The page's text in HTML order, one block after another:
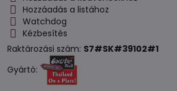
Hozzáadás a listához
Watchdog
Kézbesítés
Raktározási szám: S7#SK#39102#1
Gyártó: